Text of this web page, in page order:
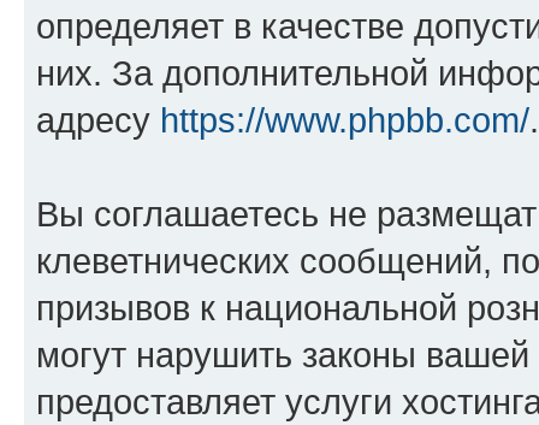
определяет в качестве
них. За дополнительной
адресу https://www.phpbb.com/.
Вы соглашаетесь не
клеветнических сообщений,
призывов к национальной
могут нарушить законы
предоставляет услуги